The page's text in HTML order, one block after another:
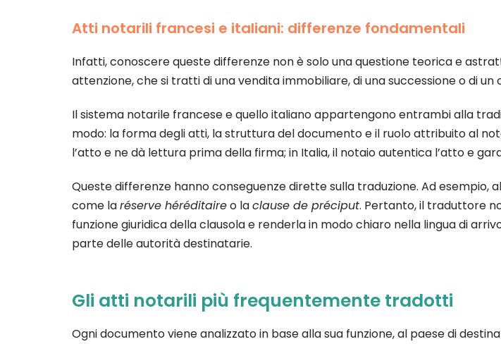
Atti notarili francesi e italiani: differenze fondamentali
Infatti, conoscere queste differenze non è solo una questione teorica e
attenzione, che si tratti di una vendita immobiliare, di una successione o di
Il sistema notarile francese e quello italiano appartengono entrambi alla
modo: la forma degli atti, la struttura del documento e il ruolo attribuito al
l’atto e ne dà lettura prima della firma; in Italia, il notaio autentica l’atto e
Queste differenze hanno conseguenze dirette sulla traduzione. Ad
come laréserve héréditaireo laclause de préciput. Pertanto, il traduttore
funzione giuridica della clausola e renderla in modo chiaro nella lingua di
parte delle autorità destinatarie.
Gli atti notarili più frequentemente tradotti
Ogni documento viene analizzato in base alla sua funzione, al paese di